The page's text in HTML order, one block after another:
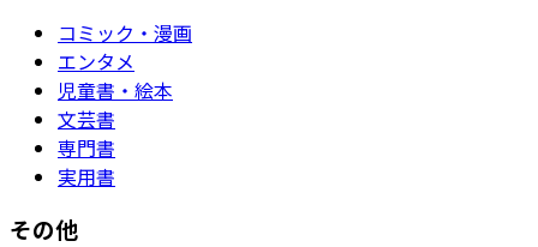
コミック・漫画
エンタメ
児童書・絵本
文芸書
専門書
実用書
その他